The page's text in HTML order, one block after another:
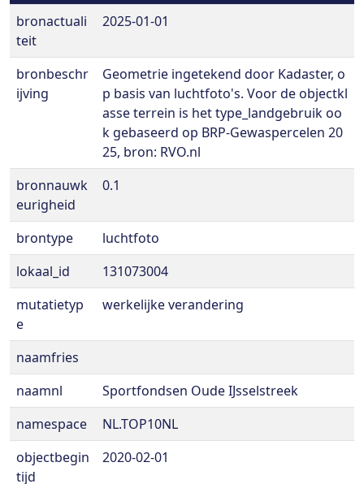
bronactuali
teit
2025-01-01
bronbeschr
ijving
Geometrie ingetekend door Kadaster, o
p basis van luchtfoto's. Voor de objectkl
asse terrein is het type_landgebruik oo
k gebaseerd op BRP-Gewaspercelen 20
25, bron: RVO.nl
bronnauwk
eurigheid
0.1
brontype
luchtfoto
lokaal_id
131073004
mutatietyp
e
werkelijke verandering
naamfries
naamnl
Sportfondsen Oude IJsselstreek
namespace
NL.TOP10NL
objectbegin
tijd
2020-02-01